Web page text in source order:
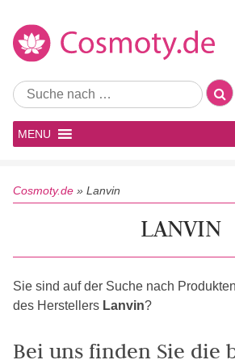
MENU
Cosmoty.de » Lanvin
LANVIN
Sie sind auf der Suche nach
des Herstellers Lanvin?
Bei uns finden Sie die